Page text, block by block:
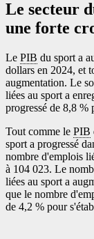
Le secteur
une forte
Le PIB du sport a
dollars en 2024, et
augmentation. Le
liées au sport a
progressé de 8,8 %
Tout comme le PIB
sport a progressé
nombre d'emplois
à 104 023. Le
liées au sport a
que le nombre
de 4,2 % pour